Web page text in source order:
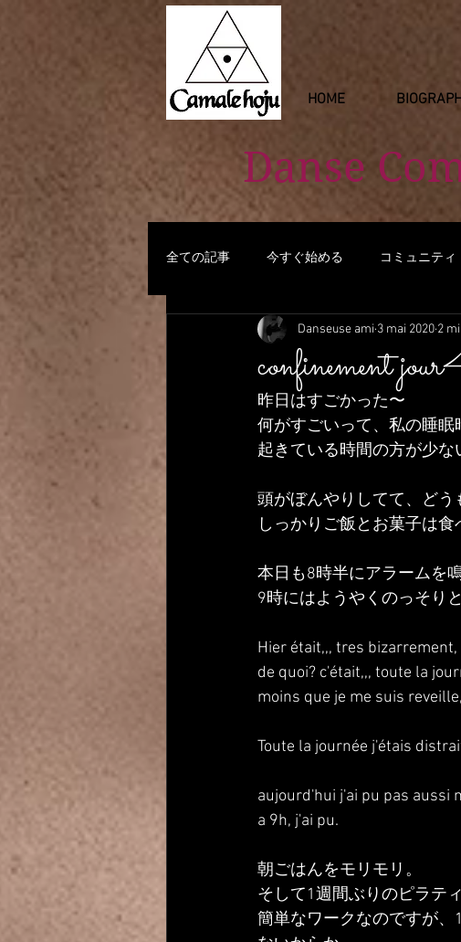
HOME
Danse
全ての記事 今すぐ始める コミュニティ
confinement
Danseuse ami 3 mai 2020 2
昨日はすごかった〜
何がすごいって、私の睡眠
起きている時間の方が少な
頭がぼんやりしてて、どう
しっかりご飯とお菓子は食
本日も8時半にアラームを
9時にはようやくのっそり
Hier était,,, tres bizarrement,
de quoi? c'était,,, toute la
moins que je me suis
Toute la journée j'étais
aujourd'hui j'ai pu pas aussi
a 9h, j'ai pu.
朝ごはんをモリモリ。
そして1週間ぶりのピラテ
簡単なワークなのですが